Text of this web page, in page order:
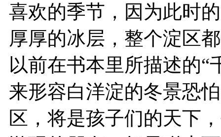
喜欢的季节，因为此时
厚厚的冰层，整个淀区
以前在书本里所描述的“
来形容白洋淀的冬景恐
区，将是孩子们的天下